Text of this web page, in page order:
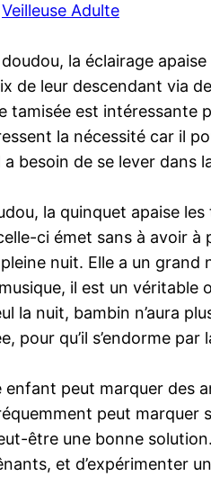
Veilleuse Adulte
doudou, la éclairage
de leur descendant via
tamisée est
la nécessité car il
a besoin de se lever
la quinquet apaise
ci émet sans à avoir
nuit. Elle a un
il est un
la nuit, bambin n’aura
pour qu’il s’endorme
enfant peut marquer des
peut marquer
être une bonne
et d’expérimenter